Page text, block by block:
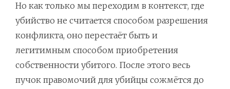
Но как только мы переходим в контекст, где
убийство не считается способом разрешения
конфликта, оно перестаёт быть и
легитимным способом приобретения
собственности убитого. После этого весь
пучок правомочий для убийцы сожмётся до